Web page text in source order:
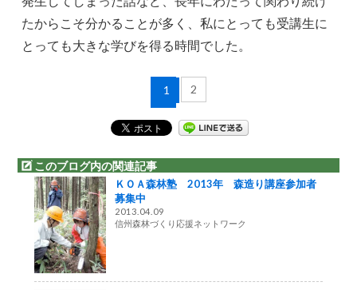
たからこそ分かることが多く、私にとっても受講生に
とっても大きな学びを得る時間でした。
1 2
このブログ内の関連記事
ＫＯＡ森林塾 2013年 森造り講座参加者
募集中
2013.04.09
信州森林づくり応援ネットワーク